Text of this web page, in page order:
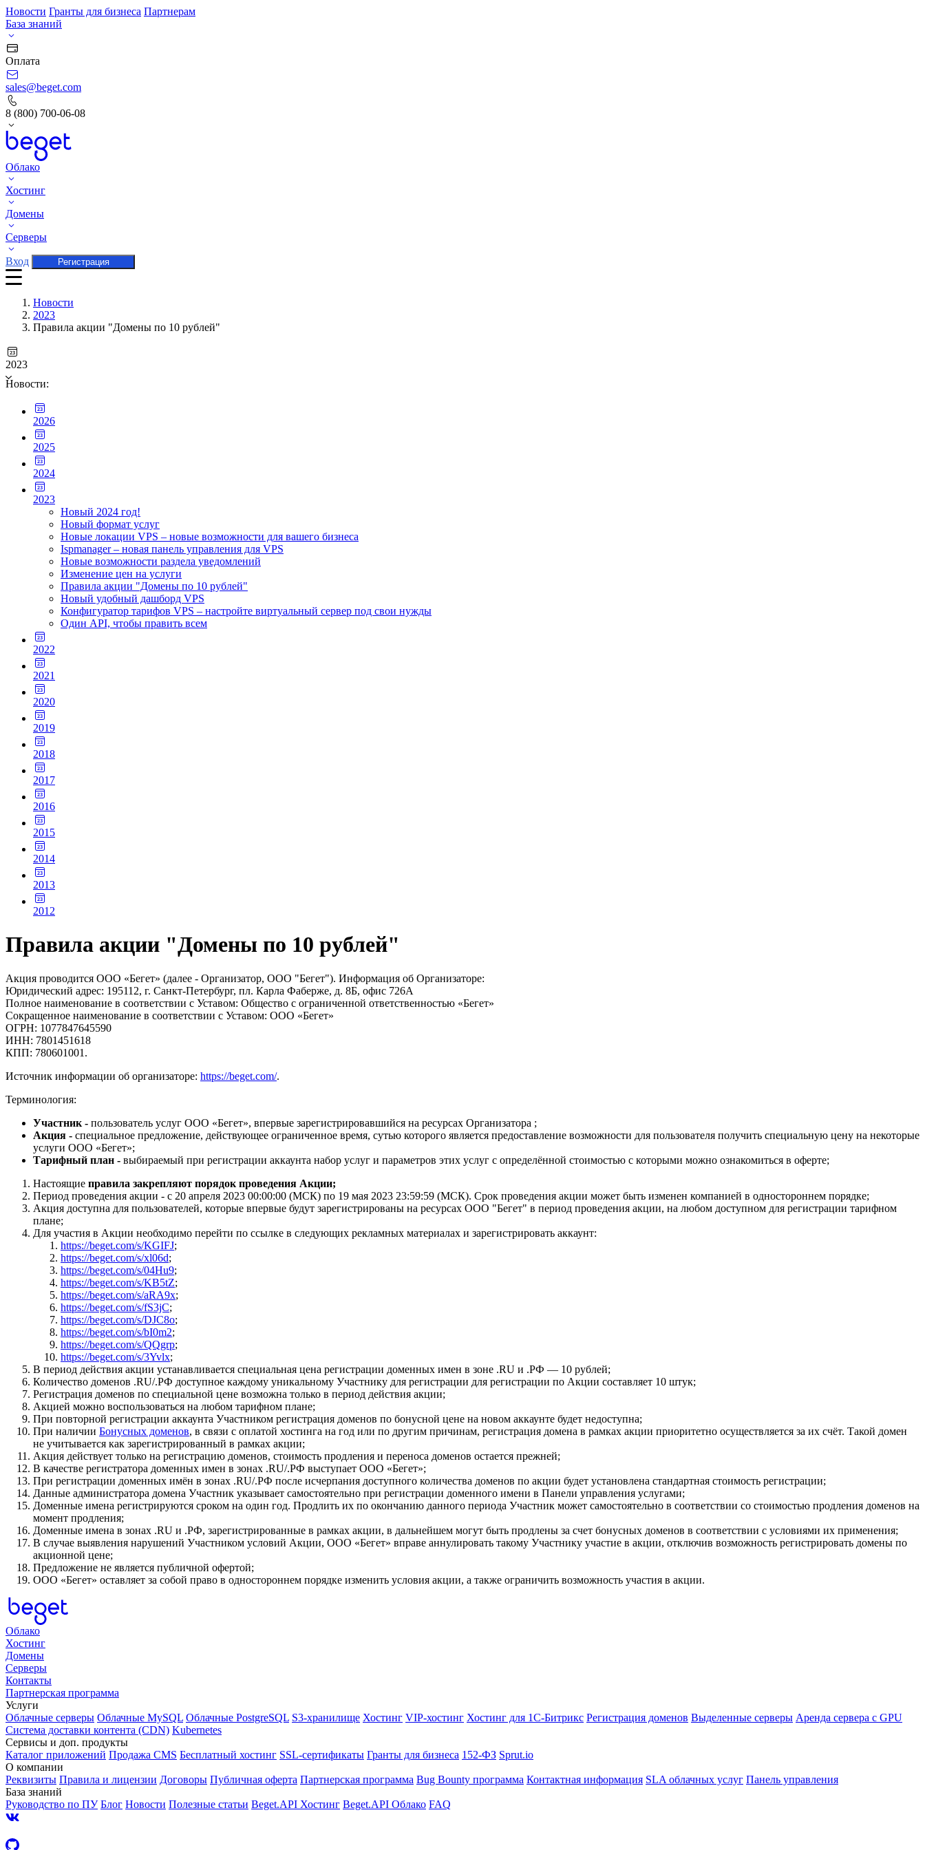
Новости Гранты для бизнеса Партнерам
База знаний
Оплата
sales@beget.com
8 (800) 700-06-08
Облако
Хостинг
Домены
Серверы
Вход Регистрация
Новости
2023
Правила акции "Домены по 10 рублей"
2023
Новости:
2026
2025
2024
2023
Новый 2024 год!
Новый формат услуг
Новые локации VPS – новые возможности для вашего бизнеса
Ispmanager – новая панель управления для VPS
Новые возможности раздела уведомлений
Изменение цен на услуги
Правила акции "Домены по 10 рублей"
Новый удобный дашборд VPS
Конфигуратор тарифов VPS – настройте виртуальный сервер под свои нужды
Один API, чтобы править всем
2022
2021
2020
2019
2018
2017
2016
2015
2014
2013
2012
Правила акции "Домены по 10 рублей"
Акция проводится ООО «Бегет» (далее - Организатор, ООО "Бегет"). Информация об Организаторе:
Юридический адрес: 195112, г. Санкт-Петербург, пл. Карла Фаберже, д. 8Б, офис 726А
Полное наименование в соответствии с Уставом: Общество с ограниченной ответственностью «Бегет»
Сокращенное наименование в соответствии с Уставом: ООО «Бегет»
ОГРН: 1077847645590
ИНН: 7801451618
КПП: 780601001.
Источник информации об организаторе: https://beget.com/.
Терминология:
Участник - пользователь услуг ООО «Бегет», впервые зарегистрировавшийся на ресурсах Организатора ;
Акция - специальное предложение, действующее ограниченное время, сутью которого является предоставление возможности для пользователя получить специальную цену на некоторые
услуги ООО «Бегет»;
Тарифный план - выбираемый при регистрации аккаунта набор услуг и параметров этих услуг с определённой стоимостью с которыми можно ознакомиться в оферте;
Настоящие правила закрепляют порядок проведения Акции;
Период проведения акции - с 20 апреля 2023 00:00:00 (МСК) по 19 мая 2023 23:59:59 (МСК). Срок проведения акции может быть изменен компанией в одностороннем порядке;
Акция доступна для пользователей, которые впервые будут зарегистрированы на ресурсах ООО "Бегет" в период проведения акции, на любом доступном для регистрации тарифном
плане;
Для участия в Акции необходимо перейти по ссылке в следующих рекламных материалах и зарегистрировать аккаунт:
https://beget.com/s/KGIFJ;
https://beget.com/s/xl06d;
https://beget.com/s/04Hu9;
https://beget.com/s/KB5tZ;
https://beget.com/s/aRA9x;
https://beget.com/s/fS3jC;
https://beget.com/s/DJC8o;
https://beget.com/s/bI0m2;
https://beget.com/s/QQgrp;
https://beget.com/s/3Yvlx;
В период действия акции устанавливается специальная цена регистрации доменных имен в зоне .RU и .PФ — 10 рублей;
Количество доменов .RU/.РФ доступное каждому уникальному Участнику для регистрации для регистрации по Акции составляет 10 штук;
Регистрация доменов по специальной цене возможна только в период действия акции;
Акцией можно воспользоваться на любом тарифном плане;
При повторной регистрации аккаунта Участником регистрация доменов по бонусной цене на новом аккаунте будет недоступна;
При наличии Бонусных доменов, в связи с оплатой хостинга на год или по другим причинам, регистрация домена в рамках акции приоритетно осуществляется за их счёт. Такой домен
не учитывается как зарегистрированный в рамках акции;
Акция действует только на регистрацию доменов, стоимость продления и переноса доменов остается прежней;
В качестве регистратора доменных имен в зонах .RU/.РФ выступает ООО «Бегет»;
При регистрации доменных имён в зонах .RU/.РФ после исчерпания доступного количества доменов по акции будет установлена стандартная стоимость регистрации;
Данные администратора домена Участник указывает самостоятельно при регистрации доменного имени в Панели управления услугами;
Доменные имена регистрируются сроком на один год. Продлить их по окончанию данного периода Участник может самостоятельно в соответствии со стоимостью продления доменов на
момент продления;
Доменные имена в зонах .RU и .PФ, зарегистрированные в рамках акции, в дальнейшем могут быть продлены за счет бонусных доменов в соответствии с условиями их применения;
В случае выявления нарушений Участником условий Акции, ООО «Бегет» вправе аннулировать такому Участнику участие в акции, отключив возможность регистрировать домены по
акционной цене;
Предложение не является публичной офертой;
ООО «Бегет» оставляет за собой право в одностороннем порядке изменить условия акции, а также ограничить возможность участия в акции.
Облако
Хостинг
Домены
Серверы
Контакты
Партнерская программа
Услуги
Облачные серверы Облачные MySQL Облачные PostgreSQL S3-хранилище Хостинг VIP-хостинг Хостинг для 1C-Битрикс Регистрация доменов Выделенные серверы Аренда сервера с GPU
Система доставки контента (CDN) Kubernetes
Cервисы и доп. продукты
Каталог приложений Продажа CMS Бесплатный хостинг SSL-сертификаты Гранты для бизнеса 152-ФЗ Sprut.io
О компании
Реквизиты Правила и лицензии Договоры Публичная оферта Партнерская программа Bug Bounty программа Контактная информация SLA облачных услуг Панель управления
База знаний
Руководство по ПУ Блог Новости Полезные статьи Beget.API Хостинг Beget.API Облако FAQ